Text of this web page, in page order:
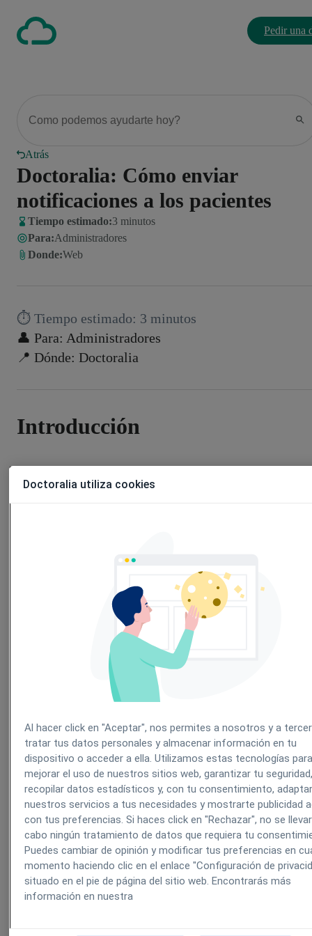
Pedir una
Atrás
Doctoralia: Cómo enviar
notificaciones a los pacientes
Tiempo estimado:3 minutos
Para:Administradores
Donde:Web
⏱️ Tiempo estimado: 3 minutos
👤 Para: Administradores
📍 Dónde: Doctoralia
Introducción
mantener tu agenda organizada y a tus pacientes
Qué aprenderás
Qué son las notificaciones y por qué son útiles.
Qué tipos existen y cómo funcionan según tu
perfil.
Cómo activarlas y configurarlas en tu centro
Qué son y por qué te interesan
Las notificaciones sonmensajes automáticosque
llegan a tus pacientes para:
Doctoralia utiliza cookies
Al hacer click en "Aceptar", nos permites a nosotros y a
tratar tus datos personales y almacenar información en tu
dispositivo o acceder a ella. Utilizamos estas tecnologías
mejorar el uso de nuestros sitios web, garantizar tu
recopilar datos estadísticos y, con tu consentimiento,
nuestros servicios a tus necesidades y mostrarte publicidad
con tus preferencias. Si haces click en "Rechazar", no se
cabo ningún tratamiento de datos que requiera tu
Puedes cambiar de opinión y modificar tus preferencias en
momento haciendo clic en el enlace "Configuración de
situado en el pie de página del sitio web. Encontrarás más
información en nuestra